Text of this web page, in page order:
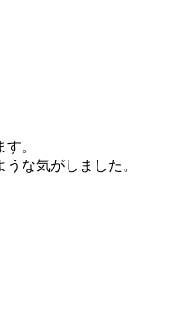
。
な気がしました。